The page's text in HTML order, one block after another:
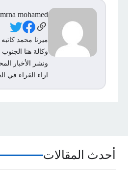
mrna mohamed
Social Links
ميرنا محمد
وكالة هنا الجنوب
ونشر الأخبار
اراء القراء في
أحدث المقالات